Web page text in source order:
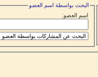
البحث بواسطة اسم العضو
اسم العضو: